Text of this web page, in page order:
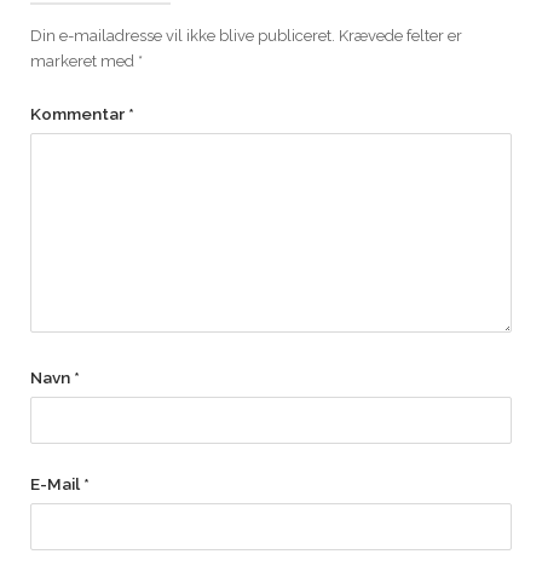
Din e-mailadresse vil ikke blive publiceret. Krævede felter er
markeret med *
Kommentar *
Navn *
E-Mail *